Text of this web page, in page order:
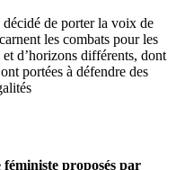
de porter la voix de
les combats pour les
et d’horizons différents, dont
portées à défendre des
féministe proposés par